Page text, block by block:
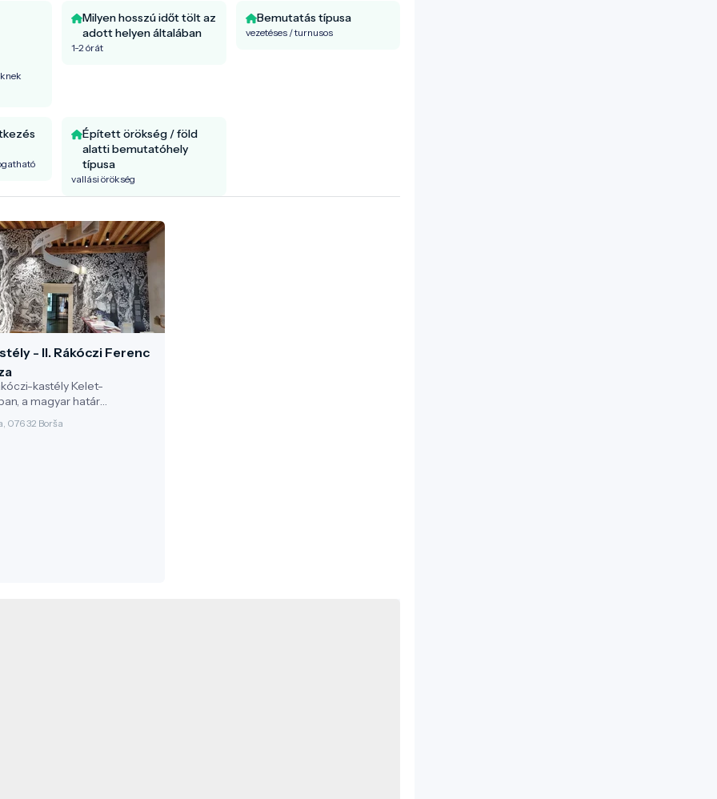
Milyen hosszú időt tölt az
adott helyen általában
1-2 órát
Bemutatás típusa
vezetéses / turnusos
Épített örökség / föld
alatti bemutatóhely
típusa
vallási örökség
- II. Rákóczi Ferenc
kastély Kelet-
a magyar határ
található, és különleges
el a magyar történelmi
itt született II. Rákóczi
076 32 Borša